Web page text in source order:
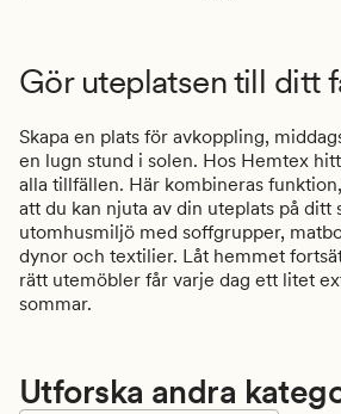
Gör uteplatsen till ditt
Skapa en plats för avkoppling,
en lugn stund i solen. Hos Hemtex
alla tillfällen. Här kombineras
att du kan njuta av din uteplats på ditt
utomhusmiljö med soffgrupper,
dynor och textilier. Låt hemmet
rätt utemöbler får varje dag ett litet
sommar.
Utforska andra